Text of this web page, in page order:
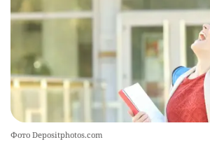
Фото Depositphotos.com